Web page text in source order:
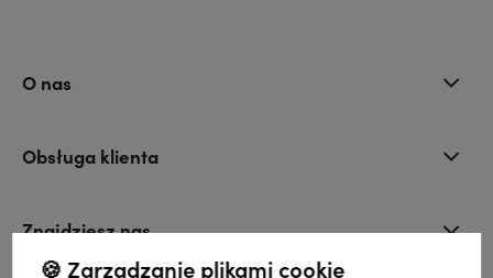
O nas
Obsługa klienta
Znajdziesz nas
🍪 Zarządzanie plikami cookie